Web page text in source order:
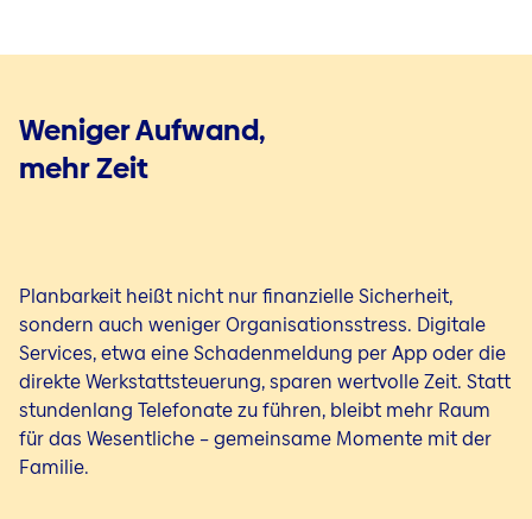
Weniger Aufwand,
mehr Zeit
Planbarkeit heißt nicht nur finanzielle Sicherheit,
sondern auch weniger Organisationsstress. Digitale
Services, etwa eine Schadenmeldung per App oder die
direkte Werkstattsteuerung, sparen wertvolle Zeit. Statt
stundenlang Telefonate zu führen, bleibt mehr Raum
für das Wesentliche – gemeinsame Momente mit der
Familie.